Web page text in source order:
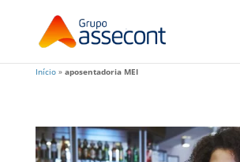
Início» aposentadoria MEI